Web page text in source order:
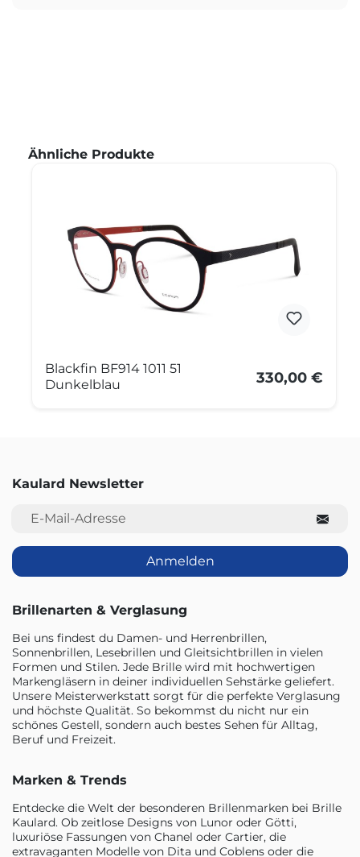
Produktgalerie überspringen
Ähnliche Produkte
Blackfin BF914 1011 51
Dunkelblau
330,00 €
Kaulard Newsletter
E-Mail-Adresse
Anmelden
Brillenarten & Verglasung
Bei uns findest du Damen- und Herrenbrillen,
Sonnenbrillen, Lesebrillen und Gleitsichtbrillen in vielen
Formen und Stilen. Jede Brille wird mit hochwertigen
Markengläsern in deiner individuellen Sehstärke geliefert.
Unsere Meisterwerkstatt sorgt für die perfekte Verglasung
und höchste Qualität. So bekommst du nicht nur ein
schönes Gestell, sondern auch bestes Sehen für Alltag,
Beruf und Freizeit.
Marken & Trends
Entdecke die Welt der besonderen Brillenmarken bei Brille
Kaulard. Ob zeitlose Designs von Lunor oder Götti,
luxuriöse Fassungen von Chanel oder Cartier, die
extravaganten Modelle von Dita und Coblens oder die